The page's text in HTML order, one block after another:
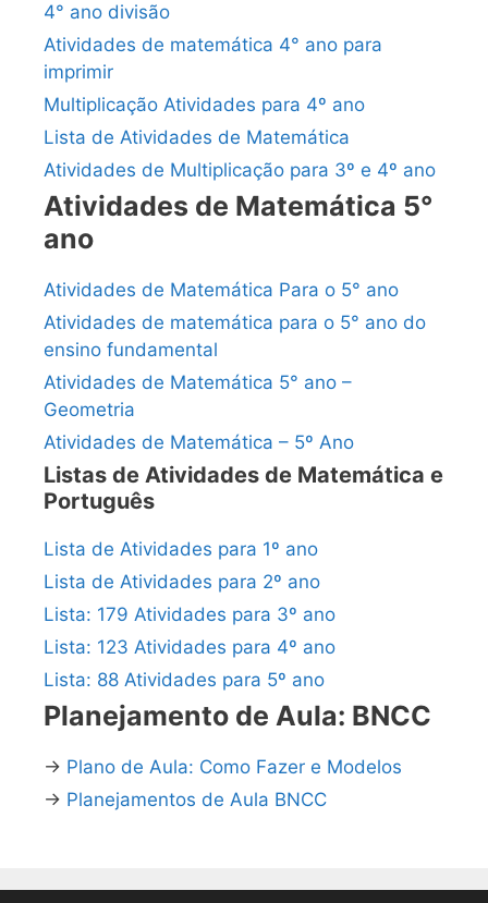
4° ano divisão
Atividades de matemática 4° ano para
imprimir
Multiplicação Atividades para 4º ano
Lista de Atividades de Matemática
Atividades de Multiplicação para 3º e 4º ano
Atividades de Matemática 5°
ano
Atividades de Matemática Para o 5° ano
Atividades de matemática para o 5° ano do
ensino fundamental
Atividades de Matemática 5° ano –
Geometria
Atividades de Matemática – 5º Ano
Listas de Atividades de Matemática e
Português
Lista de Atividades para 1º ano
Lista de Atividades para 2º ano
Lista: 179 Atividades para 3º ano
Lista: 123 Atividades para 4º ano
Lista: 88 Atividades para 5º ano
Planejamento de Aula: BNCC
→ Plano de Aula: Como Fazer e Modelos
→ Planejamentos de Aula BNCC